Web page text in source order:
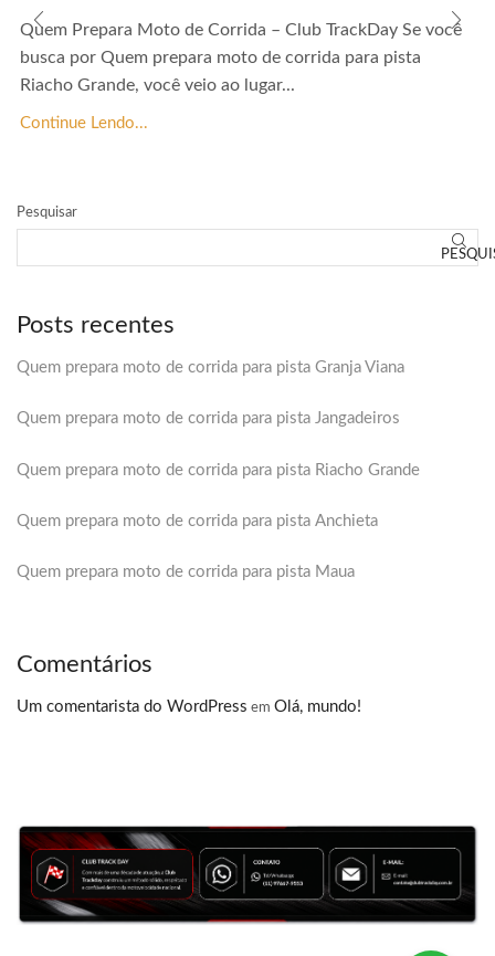
Quem Prepara Moto de Corrida – Club TrackDay Se você
busca por Quem prepara moto de corrida para pista
Riacho Grande, você veio ao lugar...
Continue Lendo...
Pesquisar
Posts recentes
Quem prepara moto de corrida para pista Granja Viana
Quem prepara moto de corrida para pista Jangadeiros
Quem prepara moto de corrida para pista Riacho Grande
Quem prepara moto de corrida para pista Anchieta
Quem prepara moto de corrida para pista Maua
Comentários
Um comentarista do WordPress em Olá, mundo!